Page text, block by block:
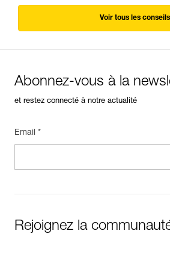
Voir tous les conseils
Abonnez-vous à la
et restez connecté à notre actualité
Email *
Rejoignez la